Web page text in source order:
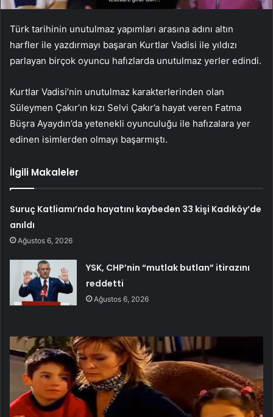
Türk tarihinin unutulmaz yapımları arasına adını altın
harfler ile yazdırmayı başaran Kurtlar Vadisi ile yıldızı
parlayan birçok oyuncu hafızlarda unutulmaz yerler edindi.
Kurtlar Vadisi’nin unutulmaz karakterlerinden olan
Süleymen Çakır’ın kızı Selvi Çakır’a hayat veren Fatma
Büşra Ayaydın’da yetenekli oyunculuğu ile hafızalara yer
edinen isimlerden olmayı başarmıştı.
İlgili Makaleler
Suruç Katliamı’nda hayatını kaybeden 33 kişi Kadıköy’de
anıldı
Ağustos 6, 2026
YSK, CHP’nin “mutlak butlan” itirazını
reddetti
Ağustos 6, 2026